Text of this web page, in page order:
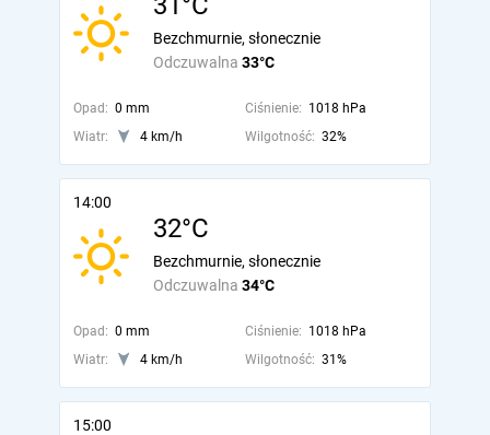
Odczuwalna 33°C
Bezchmurnie, słonecznie
Opad: 0 mm Ciśnienie: 1018 hPa
Wiatr:
4 km/h Wilgotność: 32%
14:00
32°C
Odczuwalna 34°C
Bezchmurnie, słonecznie
Opad: 0 mm Ciśnienie: 1018 hPa
Wiatr:
4 km/h Wilgotność: 31%
15:00